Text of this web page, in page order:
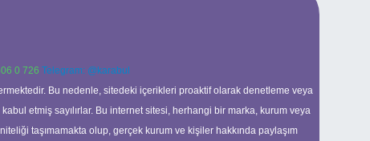
0 726 Telegram: @karabul
Bu nedenle, sitedeki içerikleri proaktif olarak denetleme veya
etmiş sayılırlar. Bu internet sitesi, herhangi bir marka, kurum veya
taşımamakta olup, gerçek kurum ve kişiler hakkında paylaşım